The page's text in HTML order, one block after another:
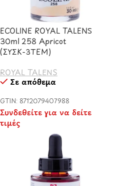
ECOLINE ROYAL TALENS
30ml 258 Apricot
(ΣΥΣΚ-3TEM)
ROYAL TALENS
Σε απόθεμα
GTIN: 8712079407988
Συνδεθείτε για να δείτε
τιμές